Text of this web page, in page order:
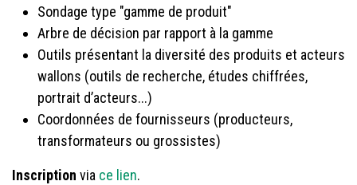
Sondage type "gamme de produit"
Arbre de décision par rapport à la gamme
Outils présentant la diversité des produits et acteurs
wallons (outils de recherche, études chiffrées,
portrait d’acteurs...)
Coordonnées de fournisseurs (producteurs,
transformateurs ou grossistes)
Inscription via ce lien.